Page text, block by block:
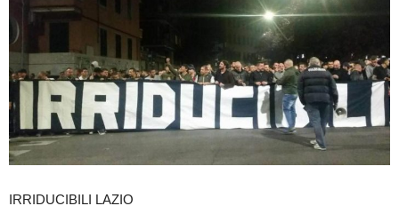
IRRIDUCIBILI LAZIO